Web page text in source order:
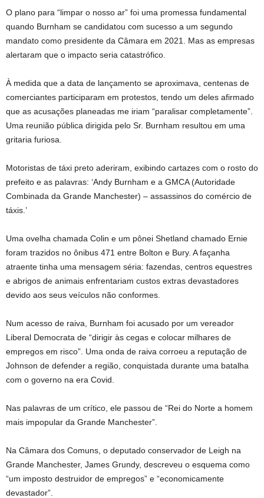
O plano para “limpar o nosso ar” foi uma promessa fundamental
quando Burnham se candidatou com sucesso a um segundo
mandato como presidente da Câmara em 2021. Mas as empresas
alertaram que o impacto seria catastrófico.
À medida que a data de lançamento se aproximava, centenas de
comerciantes participaram em protestos, tendo um deles afirmado
que as acusações planeadas me iriam “paralisar completamente”.
Uma reunião pública dirigida pelo Sr. Burnham resultou em uma
gritaria furiosa.
Motoristas de táxi preto aderiram, exibindo cartazes com o rosto do
prefeito e as palavras: ‘Andy Burnham e a GMCA (Autoridade
Combinada da Grande Manchester) – assassinos do comércio de
táxis.’
Uma ovelha chamada Colin e um pônei Shetland chamado Ernie
foram trazidos no ônibus 471 entre Bolton e Bury. A façanha
atraente tinha uma mensagem séria: fazendas, centros equestres
e abrigos de animais enfrentariam custos extras devastadores
devido aos seus veículos não conformes.
Num acesso de raiva, Burnham foi acusado por um vereador
Liberal Democrata de “dirigir às cegas e colocar milhares de
empregos em risco”. Uma onda de raiva corroeu a reputação de
Johnson de defender a região, conquistada durante uma batalha
com o governo na era Covid.
Nas palavras de um crítico, ele passou de “Rei do Norte a homem
mais impopular da Grande Manchester”.
Na Câmara dos Comuns, o deputado conservador de Leigh na
Grande Manchester, James Grundy, descreveu o esquema como
“um imposto destruidor de empregos” e “economicamente
devastador”.